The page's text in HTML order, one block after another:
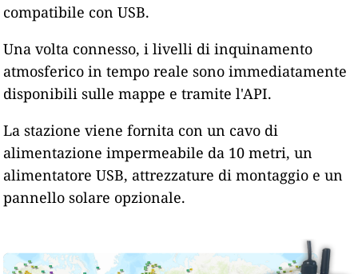
compatibile con USB.
Una volta connesso, i livelli di inquinamento
atmosferico in tempo reale sono immediatamente
disponibili sulle mappe e tramite l'API.
La stazione viene fornita con un cavo di
alimentazione impermeabile da 10 metri, un
alimentatore USB, attrezzature di montaggio e un
pannello solare opzionale.